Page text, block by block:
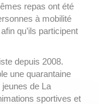
repas ont été
à mobilité
qu’ils participent
depuis 2008.
une quarantaine
de La
sportives et